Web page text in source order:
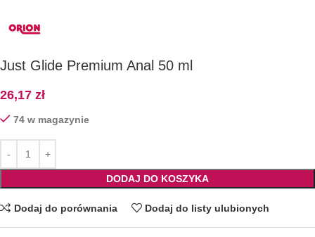
Just Glide Premium Anal 50 ml
26,17 zł
74 w magazynie
DODAJ DO KOSZYKA
Dodaj do porównania Dodaj do listy ulubionych